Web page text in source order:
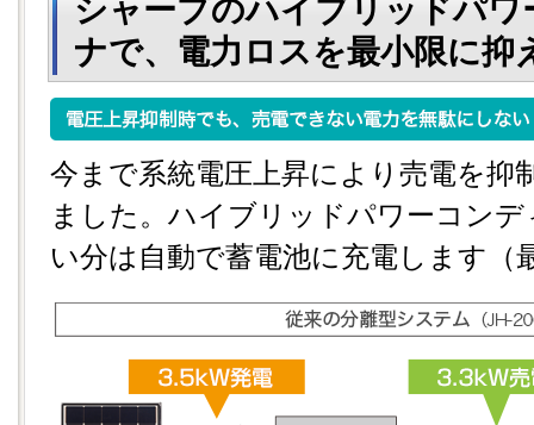
シャープのハイブリッドパ
ナで、電力ロスを最小限に抑
今まで系統電圧上昇により売電を抑
ました。ハイブリッドパワーコン
い分は自動で蓄電池に充電します（